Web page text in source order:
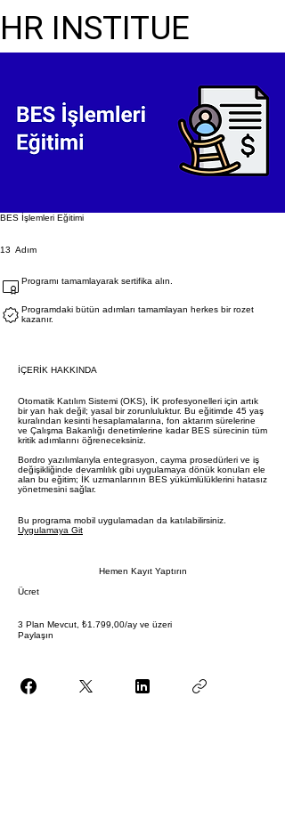
HR INSTITUE
BES İşlemleri Eğitimi
13 Adım
Programı tamamlayarak sertifika alın.
Programdaki bütün adımları tamamlayan herkes bir rozet
kazanır.
İÇERİK HAKKINDA
Otomatik Katılım Sistemi (OKS), İK profesyonelleri için artık
bir yan hak değil; yasal bir zorunluluktur. Bu eğitimde 45 yaş
kuralından kesinti hesaplamalarına, fon aktarım sürelerine
ve Çalışma Bakanlığı denetimlerine kadar BES sürecinin tüm
kritik adımlarını öğreneceksiniz.
Bordro yazılımlarıyla entegrasyon, cayma prosedürleri ve iş
değişikliğinde devamlılık gibi uygulamaya dönük konuları ele
alan bu eğitim; İK uzmanlarının BES yükümlülüklerini hatasız
yönetmesini sağlar.
Bu programa mobil uygulamadan da katılabilirsiniz.
Uygulamaya Git
Hemen Kayıt Yaptırın
Ücret
3 Plan Mevcut, ₺1.799,00/ay ve üzeri
Paylaşın